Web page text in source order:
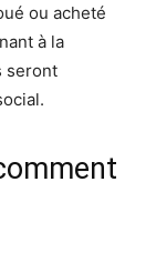
ou acheté
à la
seront